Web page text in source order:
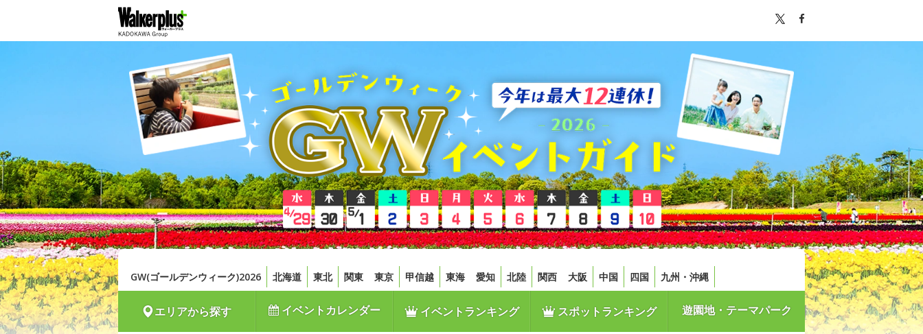
GW(ゴールデンウィーク)2026 北海道 東北 関東 東京 甲信越 東海 愛知 北陸 関西 大阪 中国 四国 九州・沖縄
エリアから探す イベントカレンダー イベントランキング スポットランキング 遊園地・テーマパーク